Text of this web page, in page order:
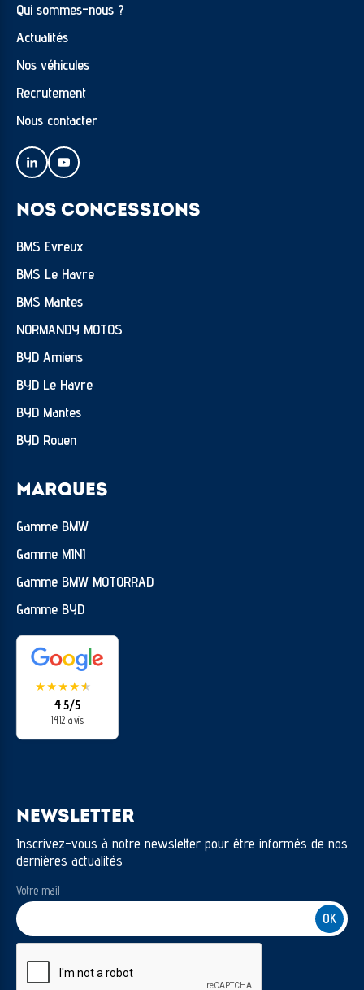
Qui sommes-nous ?
Actualités
Nos véhicules
Recrutement
Nous contacter
NOS CONCESSIONS
BMS Evreux
BMS Le Havre
BMS Mantes
NORMANDY MOTOS
BYD Amiens
BYD Le Havre
BYD Mantes
BYD Rouen
MARQUES
Gamme BMW
Gamme MINI
Gamme BMW MOTORRAD
Gamme BYD
★★★★★
★
4.5/5
1412 avis
NEWSLETTER
Inscrivez-vous à notre newsletter pour être informés de nos
dernières actualités
Votre mail